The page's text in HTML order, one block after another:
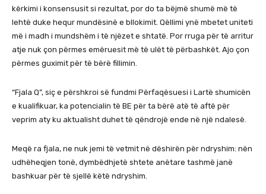
kërkimi i konsensusit si rezultat, por do ta bëjmë shumë më të
lehtë duke hequr mundësinë e bllokimit. Qëllimi ynë mbetet uniteti
më i madh i mundshëm i të njëzet e shtatë. Por rruga për të arritur
atje nuk çon përmes emëruesit më të ulët të përbashkët. Ajo çon
përmes guximit për të bërë fillimin.
“Fjala Q”, siç e përshkroi së fundmi Përfaqësuesi i Lartë shumicën
e kualifikuar, ka potencialin të BE për ta bërë atë të aftë për
veprim aty ku aktualisht duhet të qëndrojë ende në një ndalesë.
Meqë ra fjala, ne nuk jemi të vetmit në dëshirën për ndryshim: nën
udhëheqjen tonë, dymbëdhjetë shtete anëtare tashmë janë
bashkuar për të sjellë këtë ndryshim.